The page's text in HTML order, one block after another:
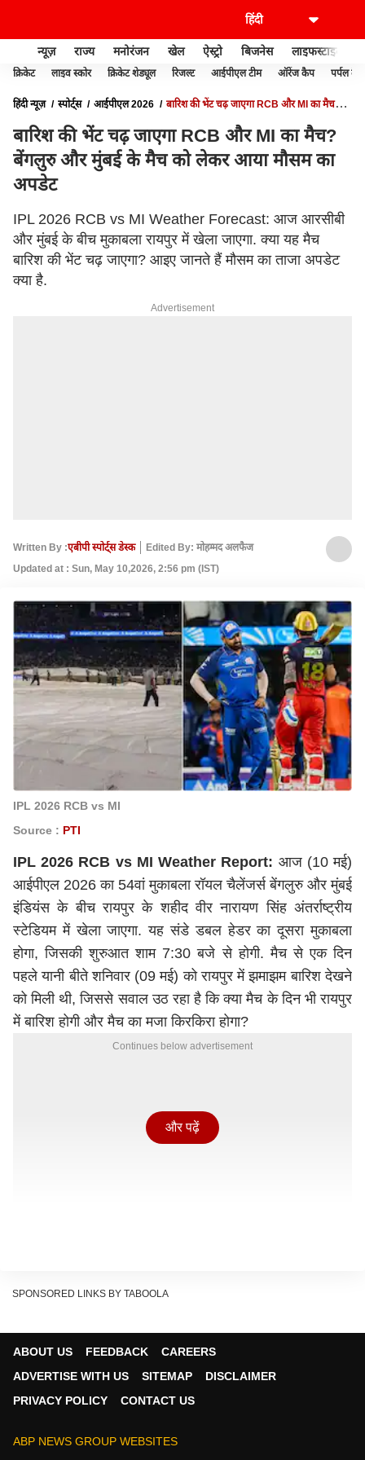
न्यूज़ राज्य मनोरंजन खेल ऐस्ट्रो बिजनेस लाइफस्टाइल
क्रिकेट लाइव स्कोर क्रिकेट शेड्यूल रिजल्ट आईपीएल टीम ऑरेंज कैप पर्पल कैप
हिंदी न्यूज़ स्पोर्ट्स आईपीएल 2026
बारिश की भेंट चढ़ जाएगा RCB और MI का मैच?
बारिश की भेंट चढ़ जाएगा RCB और MI का मैच?
बेंगलुरु और मुंबई के मैच को लेकर आया मौसम का
अपडेट
IPL 2026 RCB vs MI Weather Forecast: आज आरसीबी
और मुंबई के बीच मुकाबला रायपुर में खेला जाएगा. क्या यह मैच
बारिश की भेंट चढ़ जाएगा? आइए जानते हैं मौसम का ताजा अपडेट
क्या है.
Advertisement
Written By :एबीपी स्पोर्ट्स डेस्क
Edited By: मोहम्मद अलफैज
Updated at : Sun, May 10,2026, 2:56 pm (IST)
IPL 2026 RCB vs MI
Source : PTI
IPL 2026 RCB vs MI Weather Report: आज (10 मई)
आईपीएल 2026 का 54वां मुकाबला रॉयल चैलेंजर्स बेंगलुरु और मुंबई
इंडियंस के बीच रायपुर के शहीद वीर नारायण सिंह अंतर्राष्ट्रीय
स्टेडियम में खेला जाएगा. यह संडे डबल हेडर का दूसरा मुकाबला
होगा, जिसकी शुरुआत शाम 7:30 बजे से होगी. मैच से एक दिन
पहले यानी बीते शनिवार (09 मई) को रायपुर में झमाझम बारिश देखने
को मिली थी, जिससे सवाल उठ रहा है कि क्या मैच के दिन भी रायपुर
में बारिश होगी और मैच का मजा किरकिरा होगा?
Continues below advertisement
भले ही एक दिन पहले रायपुर में बारिश का कहर देखने को मिला हो,
और पढ़ें
SPONSORED LINKS BY TABOOLA
ABOUT US FEEDBACK
CAREERS
ADVERTISE WITH US
SITEMAP
DISCLAIMER
PRIVACY POLICY
CONTACT US
ABP NEWS GROUP WEBSITES